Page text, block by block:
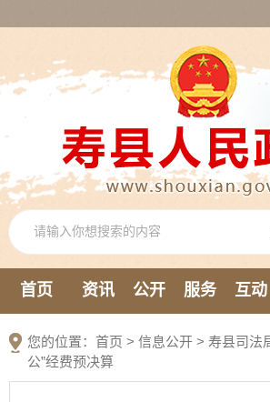
首页 资讯 公开 服务 互动
您的位置： 首页 > 信息公开 > 寿县司法
公”经费预决算